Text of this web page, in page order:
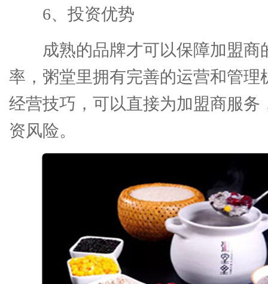
6、投资优势
成熟的品牌才可以保障加盟商
率，粥堂里拥有完善的运营和管理
经营技巧，可以直接为加盟商服务
资风险。